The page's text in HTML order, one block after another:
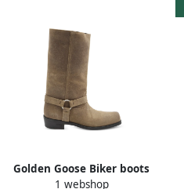
Golden Goose Biker boots
met gesp Beige
1 webshop